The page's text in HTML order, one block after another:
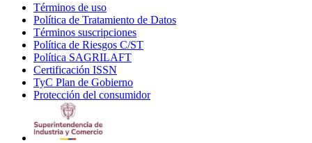
Términos de uso
in
new
window
Política de Tratamiento de Datos
Términos suscripciones
in
Política de Riesgos C/ST
Política SAGRILAFT
new
window
Certificación ISSN
in
new
TyC Plan de Gobierno
in
Protección del consumidorOpens